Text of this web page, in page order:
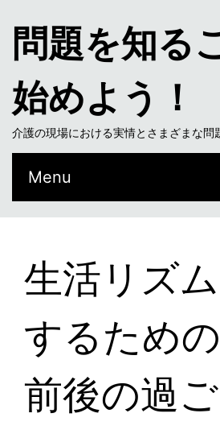
問題を知る
始めよう！
介護の現場における実情とさまざまな問
Menu
生活リズ
するため
前後の過